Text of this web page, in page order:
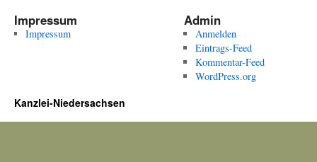
Impressum
Impressum
Admin
Anmelden
Eintrags-Feed
Kommentar-Feed
WordPress.org
Kanzlei-Niedersachsen